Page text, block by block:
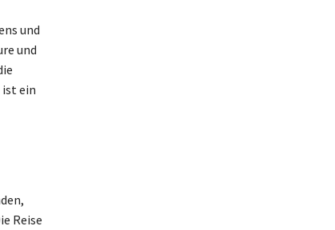
und
und
ein
Reise